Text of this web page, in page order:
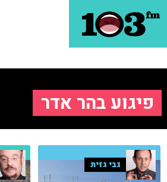
פיגוע בהר אדר
גבי גזית